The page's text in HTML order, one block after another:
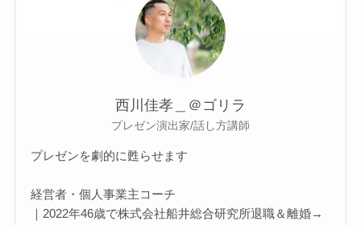
西川佳孝＿＠ゴリラ
プレゼン演出家/話し方講師
プレゼンを劇的に甦らせます
経営者・個人事業主コーチ
｜2022年46歳で株式会社船井総合研究所退職＆離婚→